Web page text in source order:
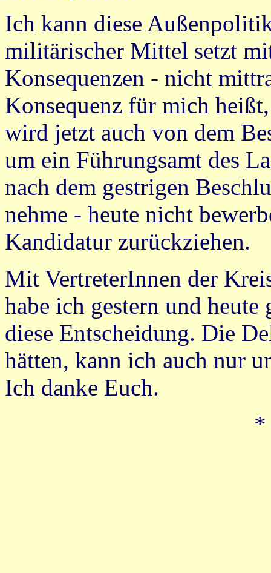
Ich kann diese
militärischer Mittel setzt
Konsequenzen - nicht
Konsequenz für mich
wird jetzt auch von dem
um ein Führungsamt des
nach dem gestrigen
nehme - heute nicht
Kandidatur zurückziehen.
Mit VertreterInnen der
habe ich gestern und heute
diese Entscheidung. Die
hätten, kann ich auch nur
Ich danke Euch.
*